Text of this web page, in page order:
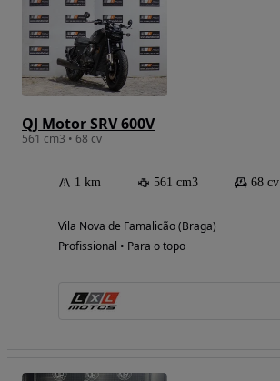
QJ Motor SRV 600V
561 cm3 • 68 cv
1 km 561 cm3 68 cv
Vila Nova de Famalicão (Braga)
Profissional • Para o topo